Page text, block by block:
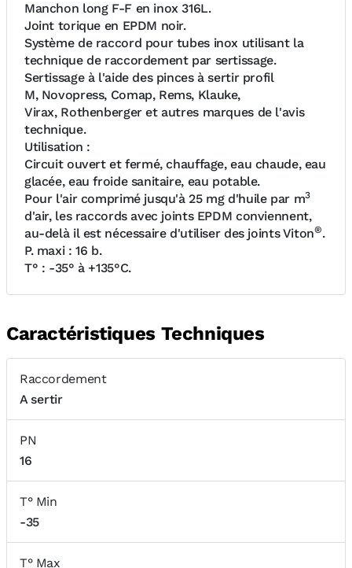
Manchon long F-F en inox 316L.
Joint torique en EPDM noir.
Système de raccord pour tubes inox utilisant la
technique de raccordement par sertissage.
Sertissage à l'aide des pinces à sertir profil
M, Novopress, Comap, Rems, Klauke,
Virax, Rothenberger et autres marques de l'avis
technique.
Utilisation :
Circuit ouvert et fermé, chauffage, eau chaude, eau
glacée, eau froide sanitaire, eau potable.
Pour l'air comprimé jusqu'à 25 mg d'huile par m3
d'air, les raccords avec joints EPDM conviennent,
au-delà il est nécessaire d'utiliser des joints Viton®.
P. maxi : 16 b.
T° : -35° à +135°C.
Caractéristiques Techniques
Raccordement
A sertir
PN
16
T° Min
-35
T° Max